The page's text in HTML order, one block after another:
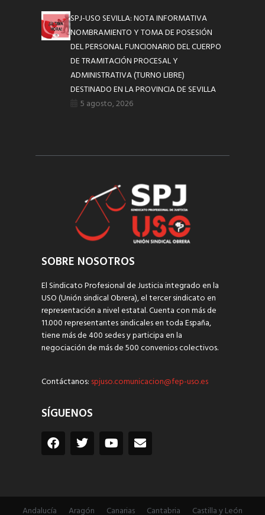
SPJ-USO SEVILLA: NOTA INFORMATIVA
NOMBRAMIENTO Y TOMA DE POSESIÓN
DEL PERSONAL FUNCIONARIO DEL CUERPO
DE TRAMITACIÓN PROCESAL Y
ADMINISTRATIVA (TURNO LIBRE)
DESTINADO EN LA PROVINCIA DE SEVILLA
5 agosto, 2026
SOBRE NOSOTROS
El Sindicato Profesional de Justicia integrado en la
USO (Unión sindical Obrera), el tercer sindicato en
representación a nivel estatal. Cuenta con más de
11.000 representantes sindicales en toda España,
tiene más de 400 sedes y participa en la
negociación de más de 500 convenios colectivos.
Contáctanos: spjuso.comunicacion@fep-uso.es
SÍGUENOS
Andalucía Aragón Canarias Cantabria Castilla y León